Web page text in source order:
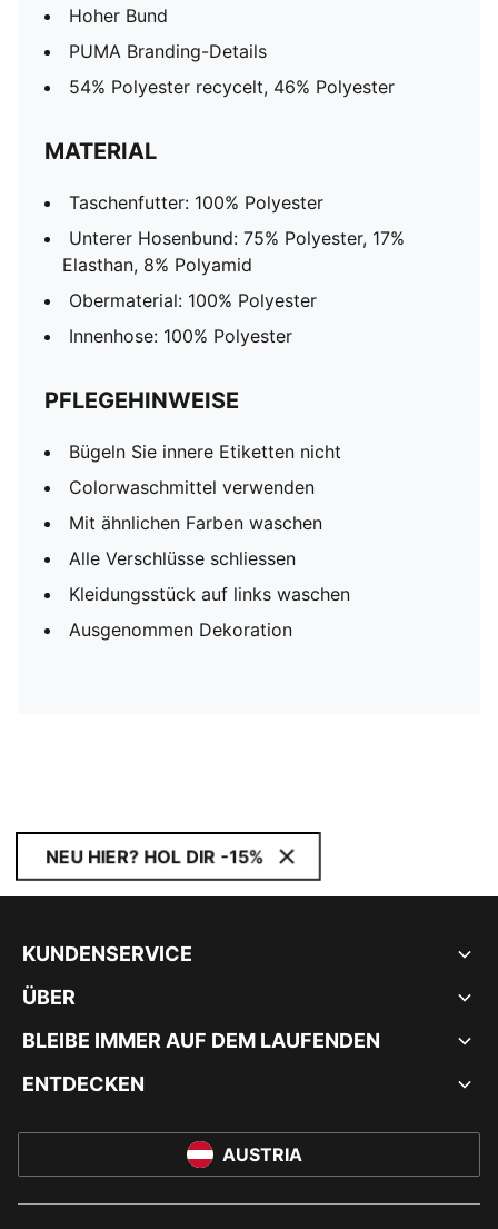
Hoher Bund
PUMA Branding-Details
54% Polyester recycelt, 46% Polyester
MATERIAL
Taschenfutter: 100% Polyester
Unterer Hosenbund: 75% Polyester, 17%
Elasthan, 8% Polyamid
Obermaterial: 100% Polyester
Innenhose: 100% Polyester
PFLEGEHINWEISE
Bügeln Sie innere Etiketten nicht
Colorwaschmittel verwenden
Mit ähnlichen Farben waschen
Alle Verschlüsse schliessen
Kleidungsstück auf links waschen
Ausgenommen Dekoration
NEU HIER? HOL DIR -15%
KUNDENSERVICE
ÜBER
BLEIBE IMMER AUF DEM LAUFENDEN
ENTDECKEN
AUSTRIA